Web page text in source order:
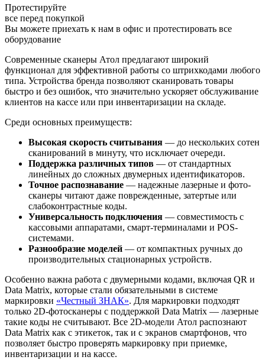
Протестируйте
все перед покупкой
Вы можете приехать к нам в офис и протестировать все
оборудование
Современные сканеры Атол предлагают широкий
функционал для эффективной работы со штрихкодами любого
типа. Устройства бренда позволяют сканировать товары
быстро и без ошибок, что значительно ускоряет обслуживание
клиентов на кассе или при инвентаризации на складе.
Среди основных преимуществ:
Высокая скорость считывания — до нескольких сотен
сканирований в минуту, что исключает очереди.
Поддержка различных типов — от стандартных
линейных до сложных двумерных идентификаторов.
Точное распознавание — надежные лазерные и фото-
сканеры читают даже поврежденные, затертые или
слабоконтрастные коды.
Универсальность подключения — совместимость с
кассовыми аппаратами, смарт-терминалами и POS-
системами.
Разнообразие моделей — от компактных ручных до
производительных стационарных устройств.
Особенно важна работа с двумерными кодами, включая QR и
Data Matrix, которые стали обязательными в системе
маркировки «Честный ЗНАК». Для маркировки подходят
только 2D-фотосканеры с поддержкой Data Matrix — лазерные
такие коды не считывают. Все 2D-модели Атол распознают
Data Matrix как с этикеток, так и с экранов смартфонов, что
позволяет быстро проверять маркировку при приемке,
инвентаризации и на кассе.